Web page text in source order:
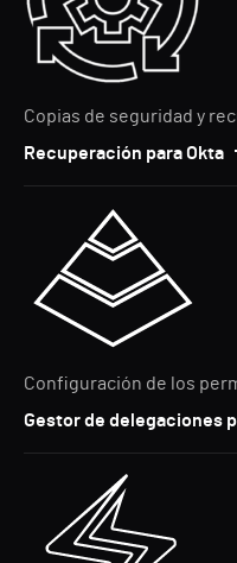
Copias de seguridad y
Recuperación para Okta
Configuración de los
Gestor de delegaciones